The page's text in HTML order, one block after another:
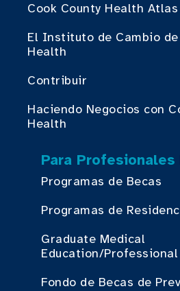
Cook County Health Atlas
El Instituto de Cambio de
Health
Contribuir
Haciendo Negocios con
Health
Para Profesionales
Programas de Becas
Programas de
Graduate Medical
Education/
Fondo de Becas de